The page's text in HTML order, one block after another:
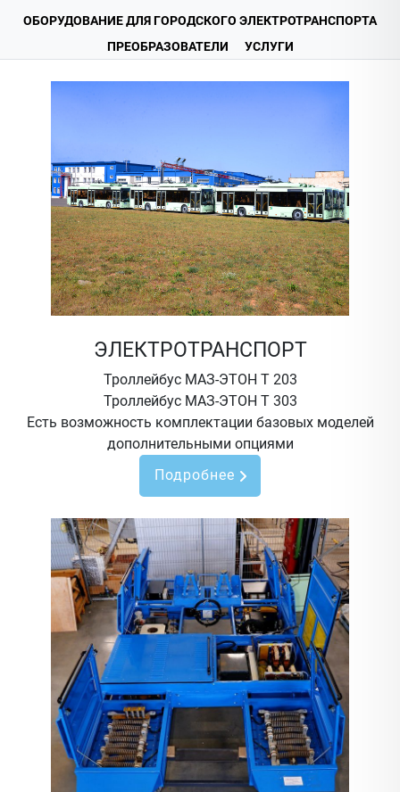
ОБОРУДОВАНИЕ ДЛЯ ГОРОДСКОГО ЭЛЕКТРОТРАНСПОРТА
ПРЕОБРАЗОВАТЕЛИ
УСЛУГИ
ЭЛЕКТРОТРАНСПОРТ
Троллейбус МАЗ-ЭТОН Т 203
Троллейбус МАЗ-ЭТОН Т 303
Есть возможность комплектации базовых моделей
дополнительными опциями
Подробнее